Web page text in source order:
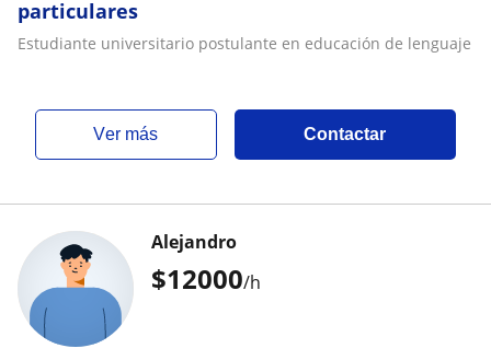
particulares
Estudiante universitario postulante en educación de lenguaje
ver más Contactar
$12000/h
Alejandro